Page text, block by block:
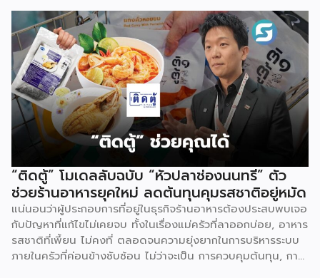
เริ่มธุรกิจนี้ได้ เคนยากุ ยืนหนึ่งที่ผู้ประกอบการในวงการอาหาร
เสริมพูดถึงบ่อย และเมื่อดูที่มาก็เข้าใจว่าทำไมถึงตอบโจทย์ผู้ที่
อยากจะผลิตแบรนด์อาหารเสริมของตัวเอง [จุดเริ่มต้นจากยา
แผนปัจจุบันสู่เส้นทาง OEM อาหารเสริม] บริษัทนี้ไม่ได้เริ่มจาก
การเป็น OEM อาหารเสริมตั้งแต่แรก แต่มีรากฐานมาจาก
โรงงานผลิตยาแผนปัจจุบัน ที่สะสมความเชี่ยวชาญด้านคุณภาพ
นวัตกรรม และมาตรฐานความปลอดภัยมานานกว่า 47 ปี เมื่อ
กระแสสุขภาพเชิงป้องกันเริ่มขยายตัว เคนยากุจึงขยับบทบาทจาก
ผู้ผลิตยามาสู่ OEM อาหารเสริม เป็น “Business Partner” ที่
พร้อมเติบโตไปกับลูกค้า ภญ. กัญรดา ปัญญาธนพร กรรมการ
บริหารส่วนงานการตลาดและขาย บริษัท เคนยากุ (ประเทศไทย)
จำกัด อธิบายจุดยืนของบริษัทว่า เราพยายามขยายบทบาทของ
ตัวเองจากเป็นผู้ผลิตอย่างเดียว ตอนนี้เป็นพาร์ทเนอร์ทางธุรกิจ
ให้คำปรึกษาด้านการตลาด เป็นเพื่อนคู่คิดให้กับผู้ประกอบการที่
อยากสร้างแบรนด์สินค้ายา และอาหารเสริมเป็นของตัวเอง […]
“ติดตู้” โมเดลลับฉบับ “หัวปลาช่องนนทรี” ตัว
ช่วยร้านอาหารยุคใหม่ ลดต้นทุนคุมรสชาติอยู่หมัด
แน่นอนว่าผู้ประกอบการที่อยู่ในธุรกิจร้านอาหารต้องประสบพบเจอ
กับปัญหาที่แก้ไขไม่เคยจบ ทั้งในเรื่องแม่ครัวที่ลาออกบ่อย, อาหาร
รสชาติที่เพี้ยน ไม่คงที่ ตลอดจนความยุ่งยากในการบริหารระบบ
ภายในครัวที่ค่อนข้างซับซ้อน ไม่ว่าจะเป็น การควบคุมต้นทุน, การ